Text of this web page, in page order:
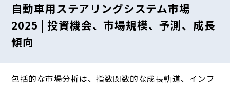
自動車用ステアリングシステム市場
2025 | 投資機会、市場規模、予測、成長
傾向
包括的な市場分析は、指数関数的な成長軌道、インフ